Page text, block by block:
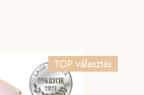
TOP választás